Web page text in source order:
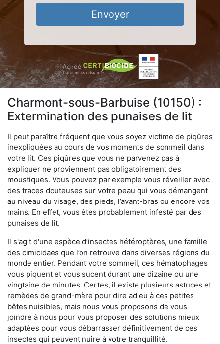
Envoyer
Charmont-sous-Barbuise (10150) :
Extermination des punaises de lit
Il peut paraître fréquent que vous soyez victime de piqûres
inexpliquées au cours de vos moments de sommeil dans
votre lit. Ces piqûres que vous ne parvenez pas à
expliquer ne proviennent pas obligatoirement des
moustiques. Vous pouvez par exemple vous réveiller avec
des traces douteuses sur votre peau qui vous démangent
au niveau du visage, des pieds, l’avant-bras ou encore vos
mains. En effet, vous êtes probablement infesté par des
punaises de lit.
Il s'agit d'une espèce d’insectes hétéroptères, une famille
des cimicidaes que l’on retrouve dans diverses régions du
monde entier. Pendant votre sommeil, ces hématophages
vous piquent et vous sucent durant une dizaine ou une
vingtaine de minutes. Certes, il existe plusieurs astuces et
remèdes de grand-mère pour dire adieu à ces petites
bêtes nuisibles, mais nous vous proposons de vous
joindre à nous pour vous proposer des solutions mieux
adaptées pour vous débarrasser définitivement de ces
insectes qui peuvent nuire à votre tranquillité.